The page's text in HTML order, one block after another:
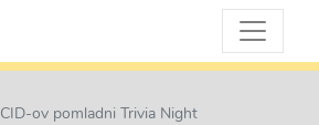
CID-ov pomladni Trivia Night